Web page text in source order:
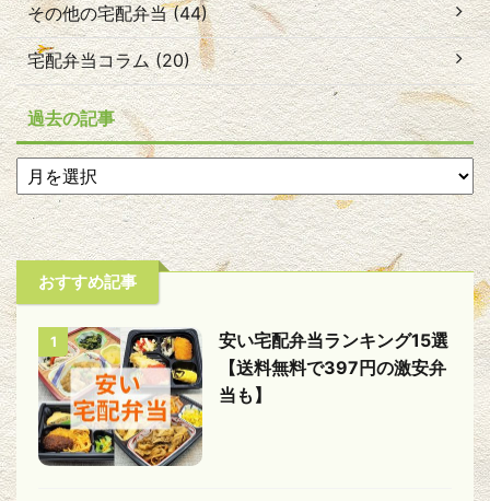
その他の宅配弁当 (44)
宅配弁当コラム (20)
過去の記事
おすすめ記事
1
安い宅配弁当ランキング15選
【送料無料で397円の激安弁
当も】